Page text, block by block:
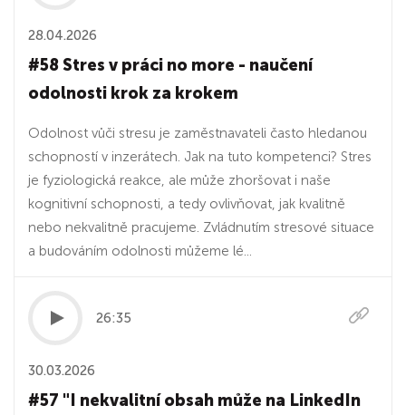
28.04.2026
#58 Stres v práci no more - naučení
odolnosti krok za krokem
Odolnost vůči stresu je zaměstnavateli často hledanou
schopností v inzerátech. Jak na tuto kompetenci? Stres
je fyziologická reakce, ale může zhoršovat i naše
kognitivní schopnosti, a tedy ovlivňovat, jak kvalitně
nebo nekvalitně pracujeme. Zvládnutím stresové situace
a budováním odolnosti můžeme lé...
26:35
30.03.2026
#57 "I nekvalitní obsah může na LinkedIn